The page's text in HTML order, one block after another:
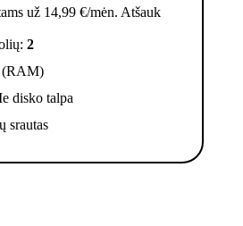
už 14,99 €/mėn. Atšauk
2
(RAM)
disko talpa
srautas